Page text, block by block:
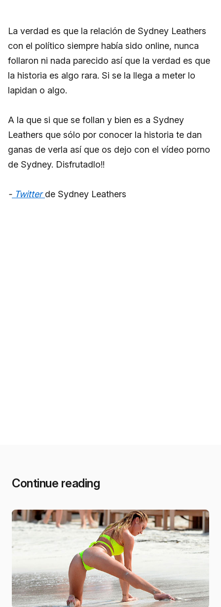
La verdad es que la relación de Sydney Leathers
con el político siempre había sido online, nunca
follaron ni nada parecido así que la verdad es que
la historia es algo rara. Si se la llega a meter lo
lapidan o algo.
A la que si que se follan y bien es a Sydney
Leathers que sólo por conocer la historia te dan
ganas de verla así que os dejo con el vídeo porno
de Sydney. Disfrutadlo!!
-Twitterde Sydney Leathers
Continue reading